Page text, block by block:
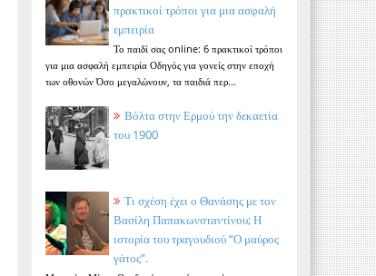
πρακτικοί τρόποι για μια ασφαλή
εμπειρία
Το παιδί σας online: 6 πρακτικοί τρόποι
για μια ασφαλή εμπειρία Οδηγός για γονείς στην εποχή
των οθονών Όσο μεγαλώνουν, τα παιδιά περ...
Βόλτα στην Ερμού την δεκαετία
του 1900
Τι σχέση έχει ο Θανάσης με τον
Βασίλη Παπακωνσταντίνου; Η
ιστορία του τραγουδιού “Ο μαύρος
γάτος”.